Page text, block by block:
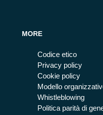
MORE
Codice etico
Privacy policy
Cookie policy
Modello
Whistleblowing
Politica parità di